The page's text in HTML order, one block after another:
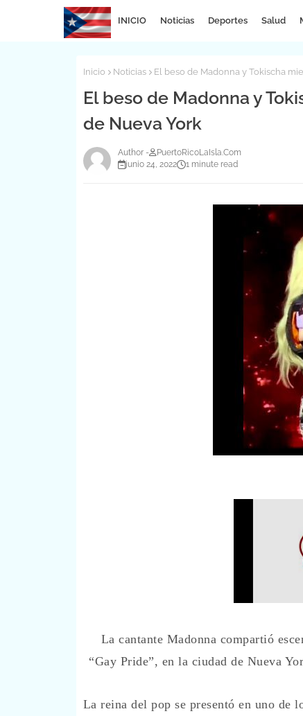
INICIO Noticias Deportes Salud
Inicio Noticias El beso de Madonna y Tokischa
El beso de Madonna y
de Nueva York
PuertoRicoLaIsla.Com
junio 24, 2022
1 minute read
La cantante Madonna compartió
“Gay Pride”, en la ciudad de Nueva
La reina del pop se presentó en uno de